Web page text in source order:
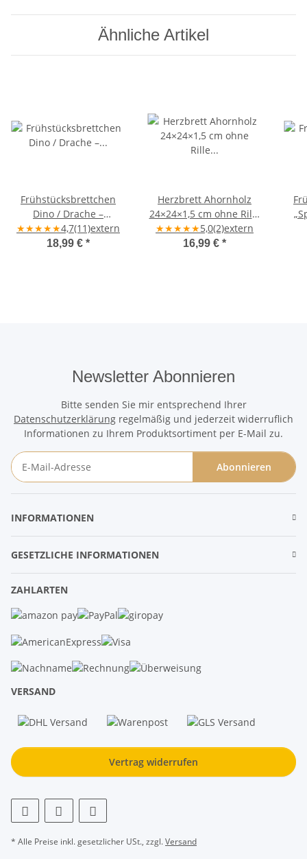
Ähnliche Artikel
Frühstücksbrettchen
Dino / Drache –
Ahornholz
★★★★★4,7(11)extern
18,99 € *
Herzbrett Ahornholz
24×24×1,5 cm ohne Rille
„Gesucht & gefunden in
Liebe verbunden" –
★★★★★5,0(2)extern
16,99 € *
Newsletter Abonnieren
Bitte senden Sie mir entsprechend Ihrer
Datenschutzerklärung regelmäßig und jederzeit widerruflich
Informationen zu Ihrem Produktsortiment per E-Mail zu.
Abonnieren
INFORMATIONEN
GESETZLICHE INFORMATIONEN
ZAHLARTEN
VERSAND
Vertrag widerrufen
* Alle Preise inkl. gesetzlicher USt., zzgl.Versand